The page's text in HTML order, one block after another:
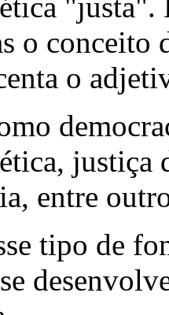
o conceito
o
justiça
entre
tipo de